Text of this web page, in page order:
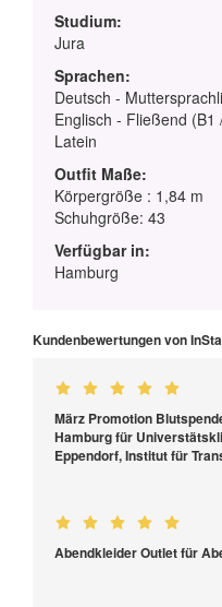
Studium:
Jura
Sprachen:
Deutsch -
Englisch - Fließend (B1
Latein
Outfit Maße:
Körpergröße : 1,84 m
Schuhgröße: 43
Verfügbar in:
Hamburg
Kundenbewertungen von
März Promotion
Hamburg für
Eppendorf, Institut für
Abendkleider Outlet für